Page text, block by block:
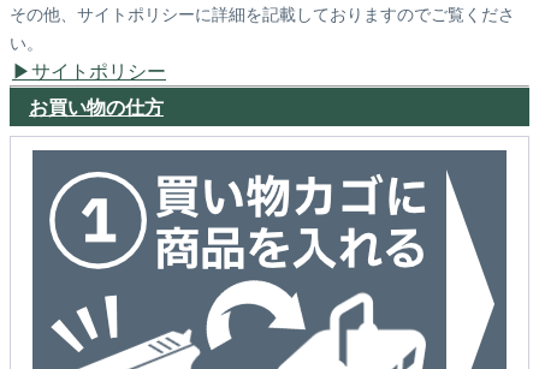
その他、サイトポリシーに詳細を記載しておりますのでご覧くださ
い。
サイトポリシー
お買い物の仕方